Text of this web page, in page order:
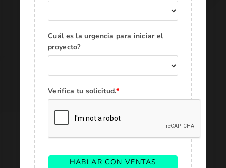
Cuál es la urgencia para iniciar el
proyecto?
Verifica tu solicitud.*
HABLAR CON VENTAS